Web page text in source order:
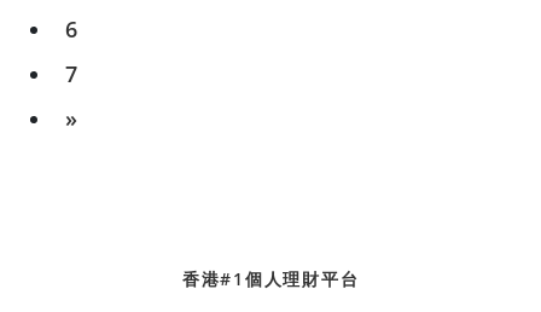
6
7
»
香港#1個人理財平台